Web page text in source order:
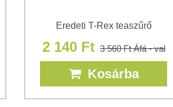
Eredeti T-Rex teaszűrő
2 140 Ft 3 560 FtÁfá - val
Kosárba